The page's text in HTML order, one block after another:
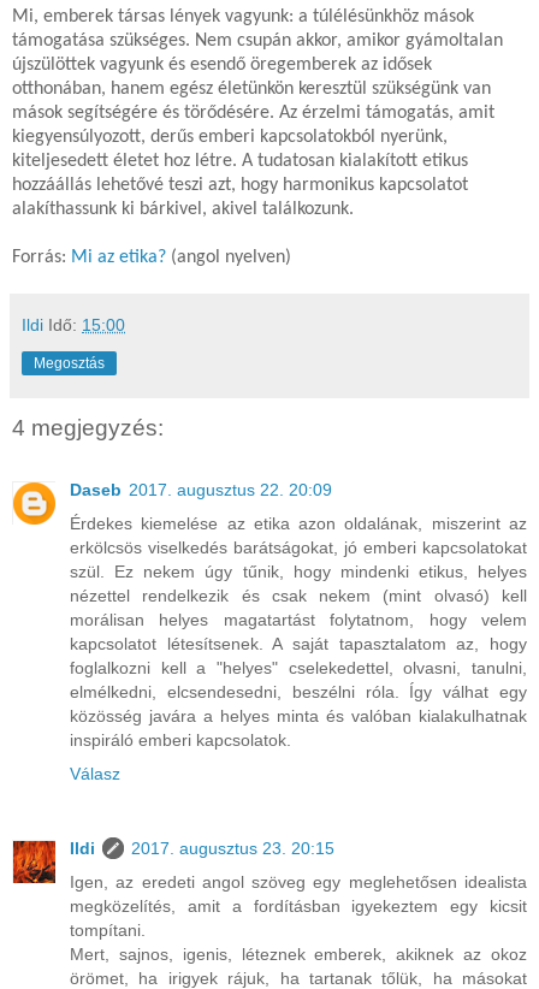
Mi, emberek társas lények vagyunk: a túlélésünkhöz mások
támogatása szükséges. Nem csupán akkor, amikor gyámoltalan
újszülöttek vagyunk és esendő öregemberek az idősek
otthonában, hanem egész életünkön keresztül szükségünk van
mások segítségére és törődésére. Az érzelmi támogatás, amit
kiegyensúlyozott, derűs emberi kapcsolatokból nyerünk,
kiteljesedett életet hoz létre. A tudatosan kialakított etikus
hozzáállás lehetővé teszi azt, hogy harmonikus kapcsolatot
alakíthassunk ki bárkivel, akivel találkozunk.
Forrás: Mi az etika? (angol nyelven)
Ildi Idő: 15:00
Megosztás
4 megjegyzés:
Daseb 2017. augusztus 22. 20:09
Érdekes kiemelése az etika azon oldalának, miszerint az
erkölcsös viselkedés barátságokat, jó emberi kapcsolatokat
szül. Ez nekem úgy tűnik, hogy mindenki etikus, helyes
nézettel rendelkezik és csak nekem (mint olvasó) kell
morálisan helyes magatartást folytatnom, hogy velem
kapcsolatot létesítsenek. A saját tapasztalatom az, hogy
foglalkozni kell a "helyes" cselekedettel, olvasni, tanulni,
elmélkedni, elcsendesedni, beszélni róla. Így válhat egy
közösség javára a helyes minta és valóban kialakulhatnak
inspiráló emberi kapcsolatok.
Válasz
Ildi
2017. augusztus 23. 20:15
Igen, az eredeti angol szöveg egy meglehetősen idealista
megközelítés, amit a fordításban igyekeztem egy kicsit
tompítani.
Mert, sajnos, igenis, léteznek emberek, akiknek az okoz
örömet, ha irigyek rájuk, ha tartanak tőlük, ha másokat